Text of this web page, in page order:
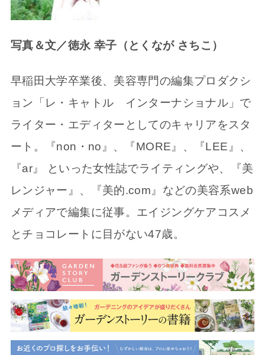
写真＆文／徳永 幸子（とくなが さちこ）
早稲田大学卒業後、美容専門の編集プロダクシ
ョン「レ・キャトル インターナショナル」で
ライター・エディターとしてのキャリアをスタ
ート。『non・no』、『MORE』、『LEE』、
『ar』 といった女性誌でライティングや、『美
レンジャー』、『美的.com』などの美容系web
メディアで編集に従事。エイジングケアコスメ
とチョコレートに目がない47歳。